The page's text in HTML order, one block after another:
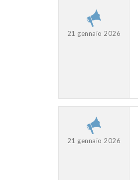
21 gennaio 2026
21 gennaio 2026